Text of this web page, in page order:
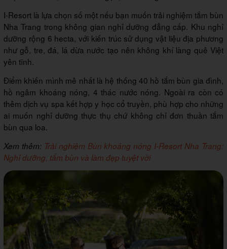
I-Resort là lựa chọn số một nếu bạn muốn trải nghiệm tắm bùn
Nha Trang trong không gian nghỉ dưỡng đẳng cấp. Khu nghỉ
dưỡng rộng 6 hecta, với kiến trúc sử dụng vật liệu địa phương
như gỗ, tre, đá, lá dừa nước tạo nên không khí làng quê Việt
yên tĩnh.
Điểm khiến mình mê nhất là hệ thống 40 hồ tắm bùn gia đình,
hồ ngâm khoáng nóng, 4 thác nước nóng. Ngoài ra còn có
thêm dịch vụ spa kết hợp y học cổ truyền, phù hợp cho những
ai muốn nghỉ dưỡng thực thụ chứ không chỉ đơn thuần tắm
bùn qua loa.
Xem thêm: Trải nghiệm Bùn khoáng nóng I-Resort Nha Trang:
Nghỉ dưỡng, tắm bùn và làm đẹp tuyệt vời